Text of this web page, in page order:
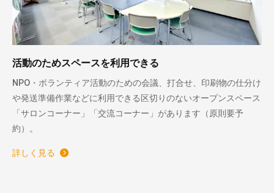
活動のためスペースを利用できる
NPO・ボランティア活動のための会議、打合せ、印刷物の仕分け
や発送準備作業などに利用できる区切りのないオープンスペース
「サロンコーナー」「交流コーナー」があります（原則要予
約）。
詳しく見る